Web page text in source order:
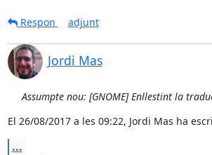
Respon
adjunt
Jordi Mas
Assumpte nou: [GNOME] Enllestint la
El 26/08/2017 a les 09:22, Jordi Mas ha
...